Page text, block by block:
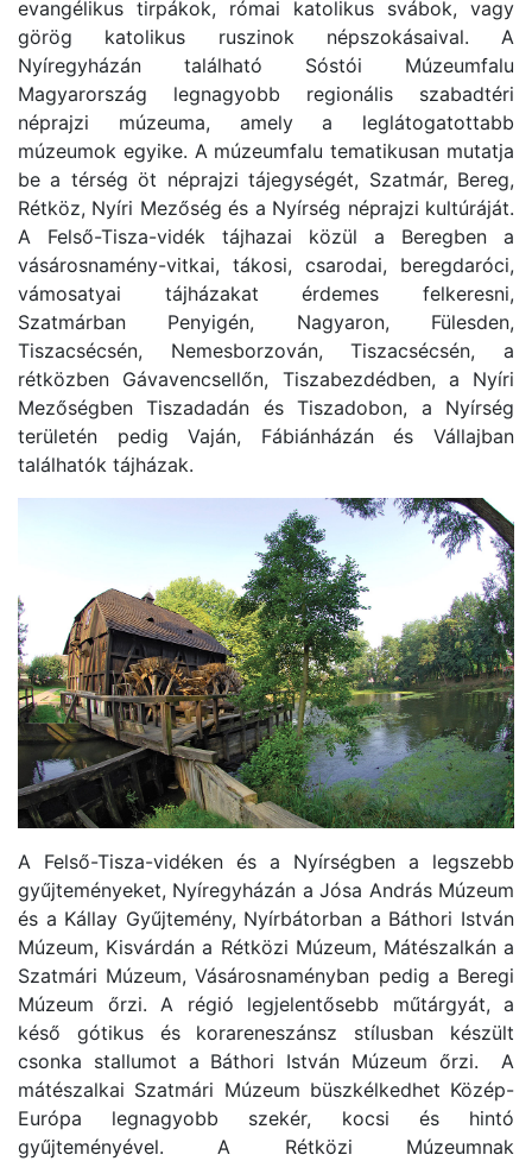
evangélikus tirpákok, római katolikus svábok, vagy
görög katolikus ruszinok népszokásaival. A
Nyíregyházán található Sóstói Múzeumfalu
Magyarország legnagyobb regionális szabadtéri
néprajzi múzeuma, amely a leglátogatottabb
múzeumok egyike. A múzeumfalu tematikusan mutatja
be a térség öt néprajzi tájegységét, Szatmár, Bereg,
Rétköz, Nyíri Mezőség és a Nyírség néprajzi kultúráját.
A Felső-Tisza-vidék tájhazai közül a Beregben a
vásárosnamény-vitkai, tákosi, csarodai, beregdaróci,
vámosatyai tájházakat érdemes felkeresni,
Szatmárban Penyigén, Nagyaron, Fülesden,
Tiszacsécsén, Nemesborzován, Tiszacsécsén, a
rétközben Gávavencsellőn, Tiszabezdédben, a Nyíri
Mezőségben Tiszadadán és Tiszadobon, a Nyírség
területén pedig Vaján, Fábiánházán és Vállajban
találhatók tájházak.
A Felső-Tisza-vidéken és a Nyírségben a legszebb
gyűjteményeket, Nyíregyházán a Jósa András Múzeum
és a Kállay Gyűjtemény, Nyírbátorban a Báthori István
Múzeum, Kisvárdán a Rétközi Múzeum, Mátészalkán a
Szatmári Múzeum, Vásárosnaményban pedig a Beregi
Múzeum őrzi. A régió legjelentősebb műtárgyát, a
késő gótikus és korareneszánsz stílusban készült
csonka stallumot a Báthori István Múzeum őrzi. A
mátészalkai Szatmári Múzeum büszkélkedhet Közép-
Európa legnagyobb szekér, kocsi és hintó
gyűjteményével. A Rétközi Múzeumnak